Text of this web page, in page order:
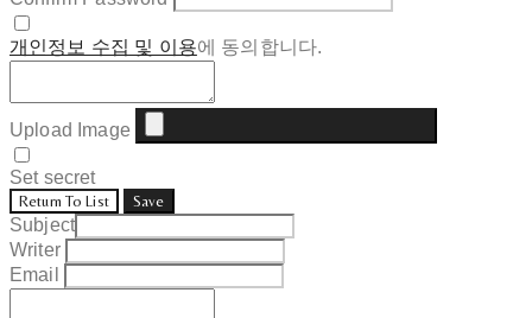
개인정보 수집 및 이용에 동의합니다.
Upload Image
Set secret
Return To List Save
Subject
Writer
Email